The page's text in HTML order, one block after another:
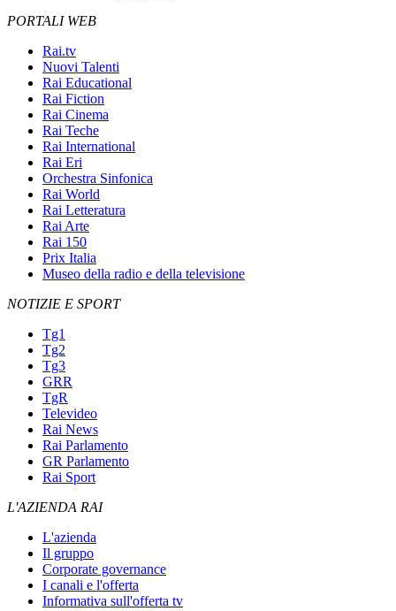
PORTALI WEB
Rai.tv
Nuovi Talenti
Rai Educational
Rai Fiction
Rai Cinema
Rai Teche
Rai International
Rai Eri
Orchestra Sinfonica
Rai World
Rai Letteratura
Rai Arte
Rai 150
Prix Italia
Museo della radio e della televisione
NOTIZIE E SPORT
Tg1
Tg2
Tg3
GRR
TgR
Televideo
Rai News
Rai Parlamento
GR Parlamento
Rai Sport
L'AZIENDA RAI
L'azienda
Il gruppo
Corporate governance
I canali e l'offerta
Informativa sull'offerta tv